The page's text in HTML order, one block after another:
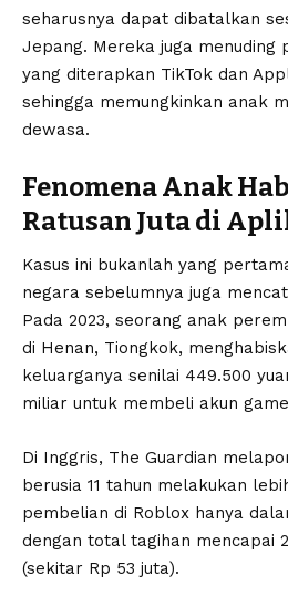
seharusnya dapat dibatalkan
Jepang. Mereka juga menuding
yang diterapkan TikTok dan
sehingga memungkinkan anak
dewasa.
Fenomena Anak
Ratusan Juta di
Kasus ini bukanlah yang
negara sebelumnya juga
Pada 2023, seorang anak
di Henan, Tiongkok,
keluarganya senilai 449.500
miliar untuk membeli akun
Di Inggris, The Guardian
berusia 11 tahun melakukan
pembelian di Roblox hanya
dengan total tagihan mencapai
(sekitar Rp 53 juta).